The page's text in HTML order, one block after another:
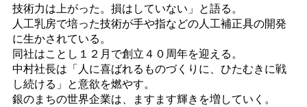
技術力は上がった。損はしていない」と語る。
人工乳房で培った技術が手や指などの人工補正具の開発
に生かされている。
同社はことし１２月で創立４０周年を迎える。
中村社長は「人に喜ばれるものづくりに、ひたむきに戦
し続ける」と意欲を燃やす。
銀のまちの世界企業は、ますます輝きを増していく。